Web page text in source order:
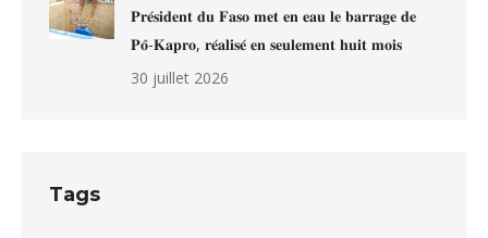
𝐏𝐫𝐞́𝐬𝐢𝐝𝐞𝐧𝐭 𝐝𝐮 𝐅𝐚𝐬𝐨 𝐦𝐞𝐭 𝐞𝐧 𝐞𝐚𝐮 𝐥𝐞 𝐛𝐚𝐫𝐫𝐚𝐠𝐞 𝐝𝐞
𝐏𝐨̂-𝐊𝐚𝐩𝐫𝐨, 𝐫𝐞́𝐚𝐥𝐢𝐬𝐞́ 𝐞𝐧 𝐬𝐞𝐮𝐥𝐞𝐦𝐞𝐧𝐭 𝐡𝐮𝐢𝐭 𝐦𝐨𝐢𝐬
30 juillet 2026
Tags